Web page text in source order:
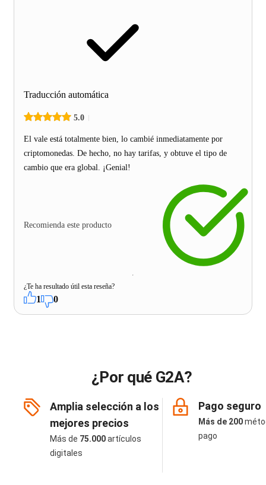
Traducción automática
5.0
El vale está totalmente bien, lo cambié inmediatamente por
criptomonedas. De hecho, no hay tarifas, y obtuve el tipo de
cambio que era global. ¡Genial!
Recomienda este producto
¿Te ha resultado útil esta reseña?
1 0
¿Por qué G2A?
Amplia selección a los
mejores precios
Más de 75.000artículos
digitales
Pago seguro
Más de 200
pago